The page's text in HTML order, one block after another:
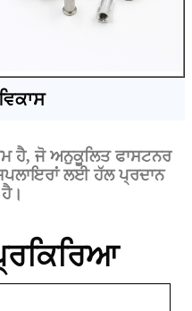
ਹੈ, ਜੋ ਅਨੁਕੂਲਿਤ ਫਾਸਟਨਰ
ਲਈ ਹੱਲ ਪ੍ਰਦਾਨ